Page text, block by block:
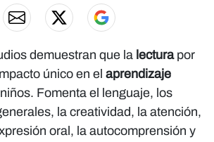
demuestran que la lectura por
único en el aprendizaje
Fomenta el lenguaje, los
la creatividad, la atención,
oral, la autocomprensión y